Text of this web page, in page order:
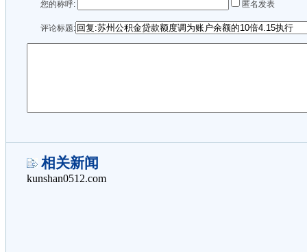
您的称呼: 匿名发表
评论标题:
相关新闻